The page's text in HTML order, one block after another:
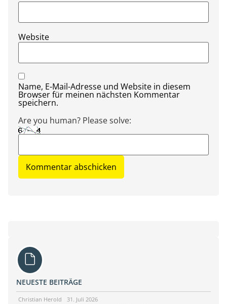
Website
Name, E-Mail-Adresse und Website in diesem
Browser für meinen nächsten Kommentar
speichern.
Are you human? Please solve:
NEUESTE BEITRÄGE
Christian Herold 31. Juli 2026